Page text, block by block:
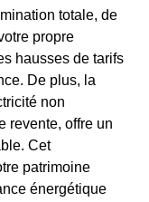
totale, de
propre
hausses de tarifs
De plus, la
non
revente, offre un
Cet
patrimoine
énergétique